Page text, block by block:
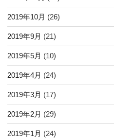
2019年10月 (26)
2019年9月 (21)
2019年5月 (10)
2019年4月 (24)
2019年3月 (17)
2019年2月 (29)
2019年1月 (24)